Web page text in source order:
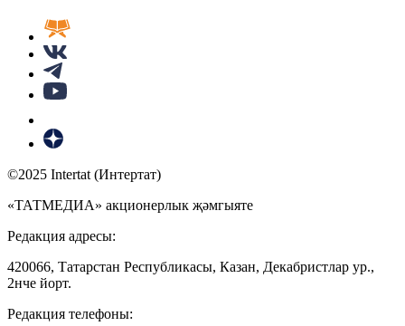
©2025 Intertat (Интертат)
«ТАТМЕДИА» акционерлык җәмгыяте
Редакция адресы:
420066, Татарстан Республикасы, Казан, Декабристлар ур.,
2нче йорт.
Редакция телефоны: